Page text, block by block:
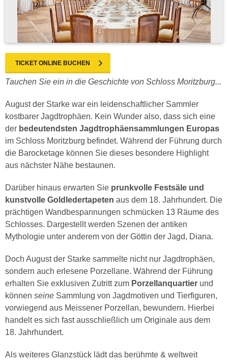
TICKET ONLINE BUCHEN
Tauchen Sie ein in die Geschichte von Schloss Moritzburg...
August der Starke war ein leidenschaftlicher Sammler
kostbarer Jagdtrophäen. Kein Wunder also, dass sich eine
der bedeutendsten Jagdtrophäensammlungen Europas
im Schloss Moritzburg befindet. Während der Führung durch
die Barocketage können Sie dieses besondere Highlight
aus nächster Nähe bestaunen.
Darüber hinaus erwarten Sie prunkvolle Festsäle und
kunstvolle Goldledertapeten aus dem 18. Jahrhundert. Die
prächtigen Wandbespannungen schmücken 13 Räume des
Schlosses. Dargestellt werden Szenen der antiken
Mythologie unter anderem von der Göttin der Jagd, Diana.
Doch August der Starke sammelte nicht nur Jagdtrophäen,
sondern auch erlesene Porzellane. Während der Führung
erhalten Sie exklusiven Zutritt zum Porzellanquartier und
können seine Sammlung von Jagdmotiven und Tierfiguren,
vorwiegend aus Meissener Porzellan, bewundern. Hierbei
handelt es sich fast ausschließlich um Originale aus dem
18. Jahrhundert.
Als weiteres Glanzstück lädt das berühmte & weltweit